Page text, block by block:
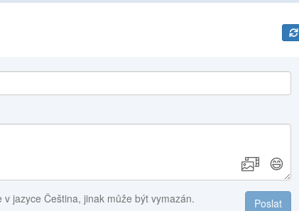
😄
Poslat
jazyce Čeština, jinak může být vymazán.